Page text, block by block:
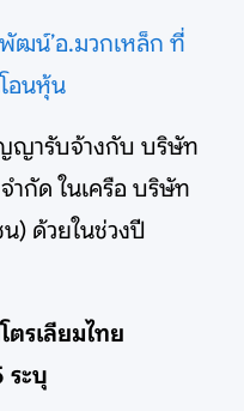
ฒน์’อ.มวกเหล็ก ที่
อนหุ้น
ญารับจ้างกับ บริษัท
ำกัด ในเครือ บริษัท
) ด้วยในช่วงปี
ตรเลียมไทย
ระบุ